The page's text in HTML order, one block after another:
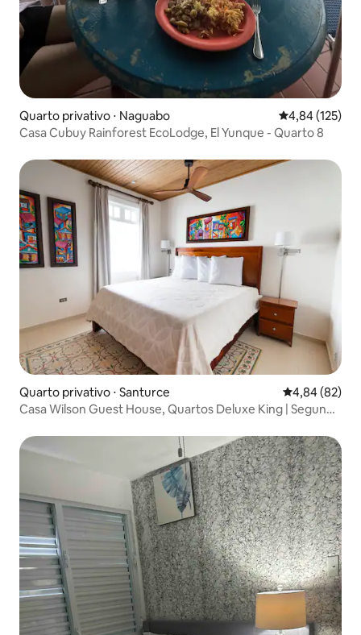
Quarto privativo ⋅ Naguabo 4,84 de uma
4,84 (125)
Casa Cubuy Rainforest EcoLodge, El Yunque - Quarto 8
Quarto privativo ⋅ Santurce 4,84 de uma
4,84 (82)
Casa Wilson Guest House, Quartos Deluxe King | Segundo